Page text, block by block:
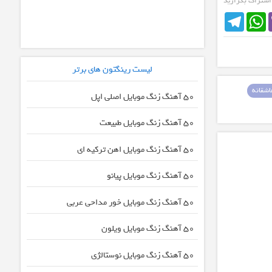
TelegramWhatsApp
لیست رینگتون های برتر
50 آهنگ زنگ موبایل اصلی اپل
50 آهنگ زنگ موبایل طبیعت
50 آهنگ زنگ موبایل اهن ترکیه ای
50 آهنگ زنگ موبایل پیانو
50 آهنگ زنگ موبایل خور مداحی عربی
50 آهنگ زنگ موبایل ویلون
50 آهنگ زنگ موبایل نوستالژی